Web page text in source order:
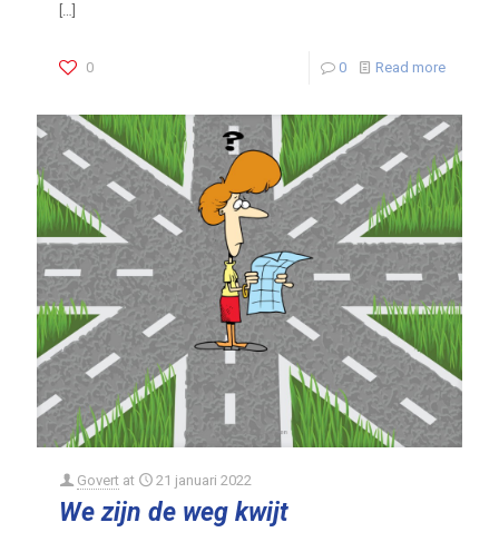
[…]
0 0 Read more
Govert at 21 januari 2022
We zijn de weg kwijt